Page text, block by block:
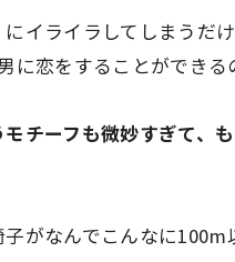
イライラしてしまうだ
に恋をすることができる
チーフも微妙すぎて、
子がなんでこんなに